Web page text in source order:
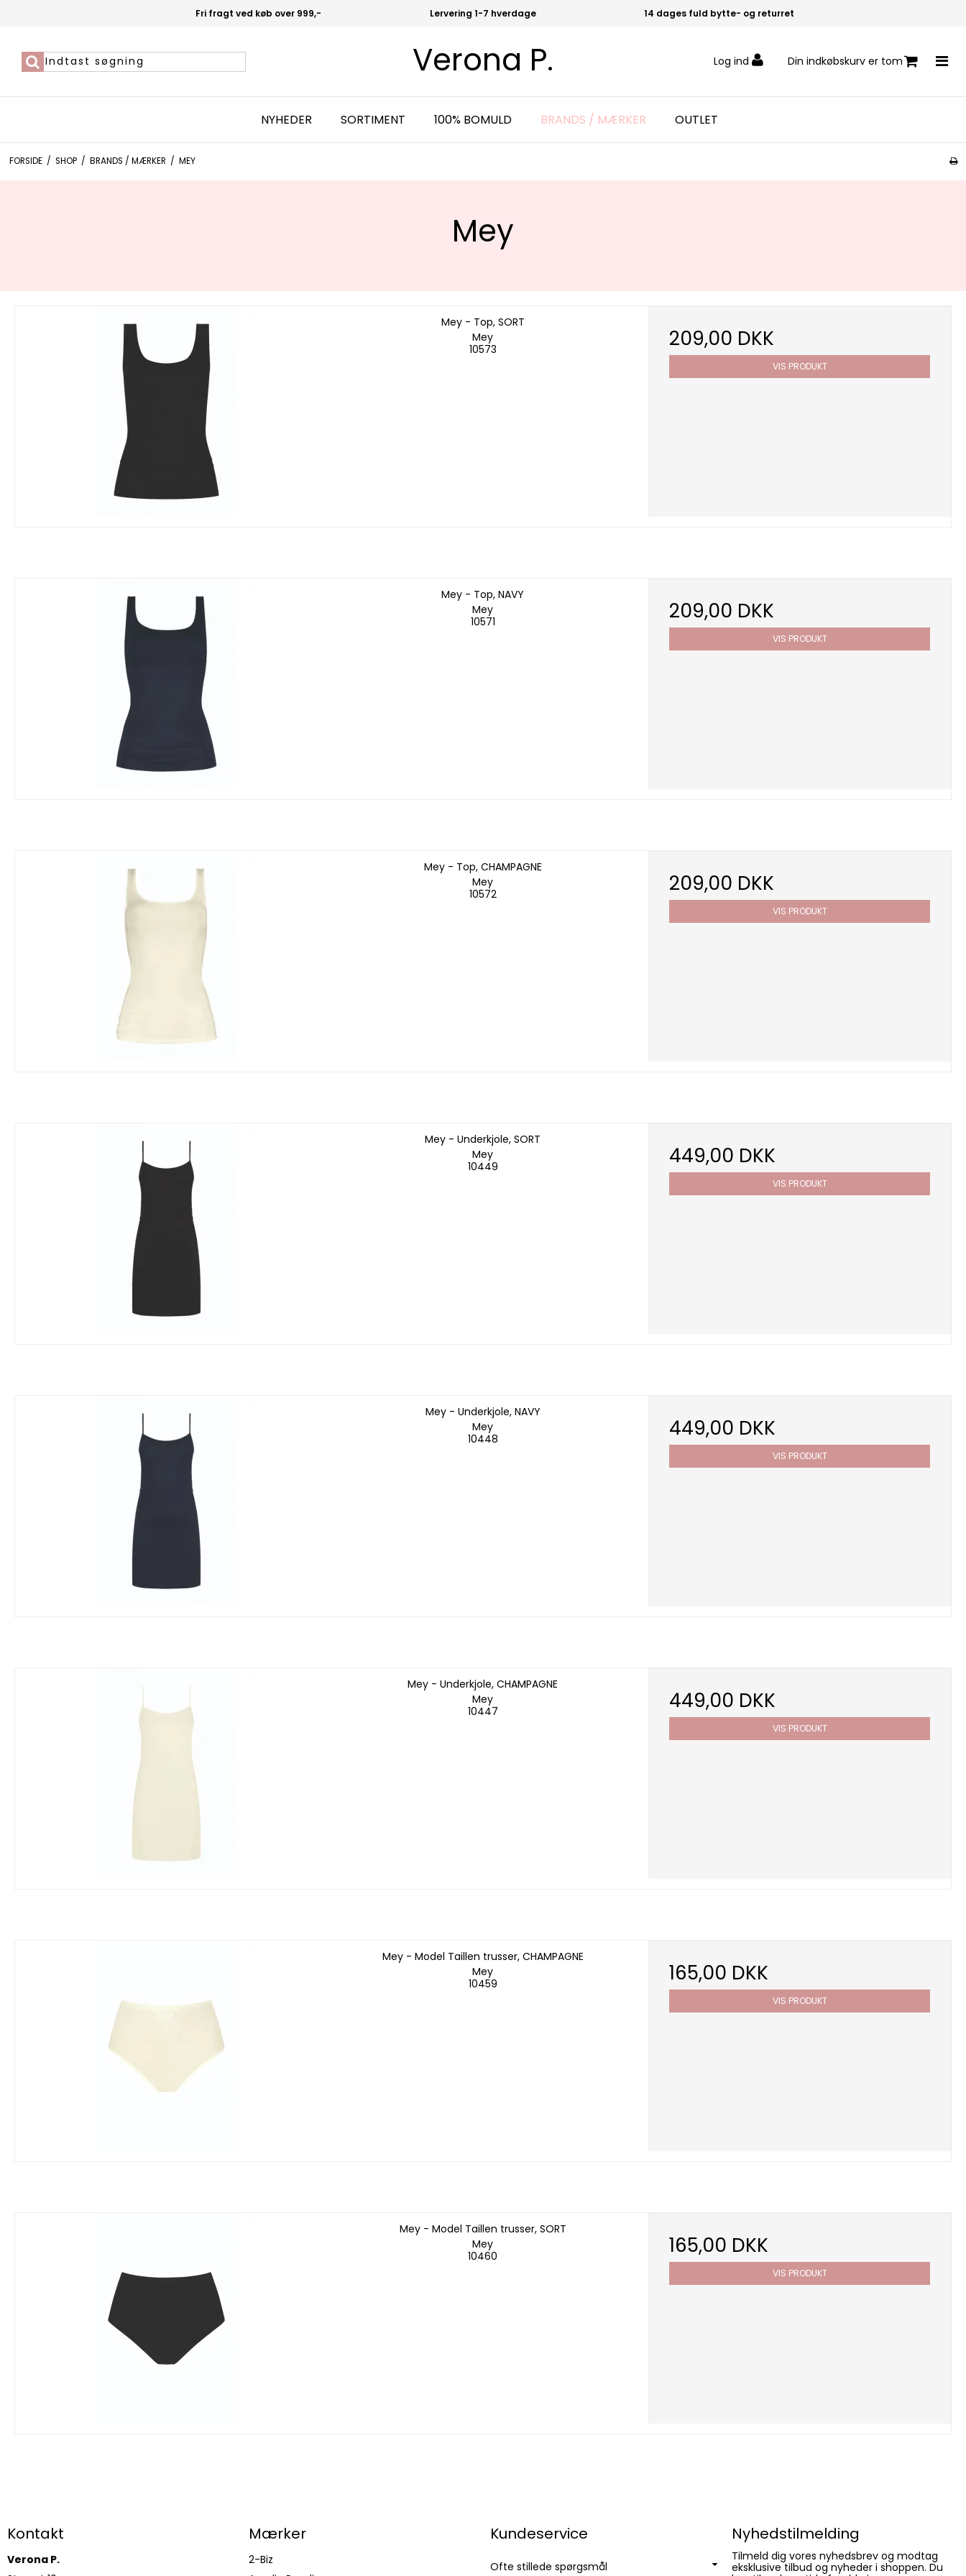
Fri fragt ved køb over 999,- Lervering 1-7 hverdage 14 dages fuld bytte- og returret
Verona P. Log ind Din indkøbskurv er tom
NYHEDER SORTIMENT 100% BOMULD BRANDS / MÆRKER OUTLET
FORSIDE / SHOP / BRANDS / MÆRKER / MEY
Mey
Mey - Top, SORT
Mey
10573
209,00 DKK
VIS PRODUKT
Mey - Top, NAVY
Mey
10571
209,00 DKK
VIS PRODUKT
Mey - Top, CHAMPAGNE
Mey
10572
209,00 DKK
VIS PRODUKT
Mey - Underkjole, SORT
Mey
10449
449,00 DKK
VIS PRODUKT
Mey - Underkjole, NAVY
Mey
10448
449,00 DKK
VIS PRODUKT
Mey - Underkjole, CHAMPAGNE
Mey
10447
449,00 DKK
VIS PRODUKT
Mey - Model Taillen trusser, CHAMPAGNE
Mey
10459
165,00 DKK
VIS PRODUKT
Mey - Model Taillen trusser, SORT
Mey
10460
165,00 DKK
VIS PRODUKT
Kontakt
Verona P.
Mærker
2-Biz
Kundeservice
Ofte stillede spørgsmål
Nyhedstilmelding
Tilmeld dig vores nyhedsbrev og modtag
eksklusive tilbud og nyheder i shoppen. Du